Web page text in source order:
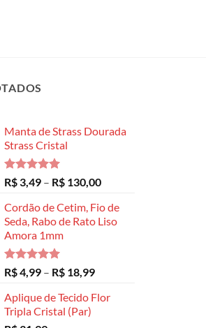
Manta de Strass Dourada
Strass Cristal
Avaliação
5.00
de 5
R$3,49 – R$130,00Faixa
preço:
R$ 3,49
Cordão de Cetim, Fio de
Seda, Rabo de Rato Liso
Amora 1mm
Avaliação
5.00
de 5
R$4,99 – R$18,99Faixa
preço:
Aplique de Tecido Flor
Tripla Cristal (Par)